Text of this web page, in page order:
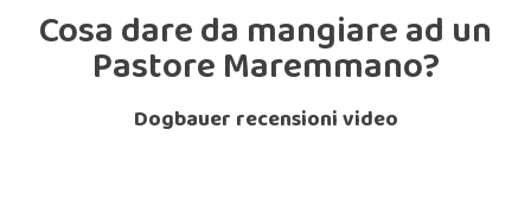
Cosa dare da mangiare ad un
Pastore Maremmano?
Dogbauer recensioni video